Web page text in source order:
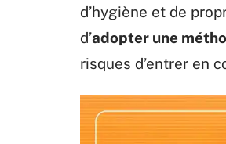
d’hygiène et de
d’adopter une
risques d’entrer en